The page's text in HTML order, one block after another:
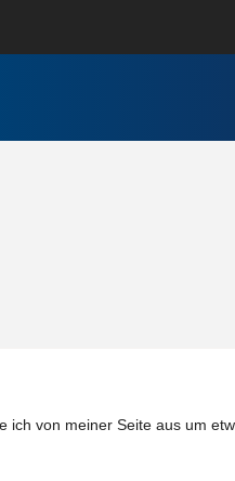
von meiner Seite aus um